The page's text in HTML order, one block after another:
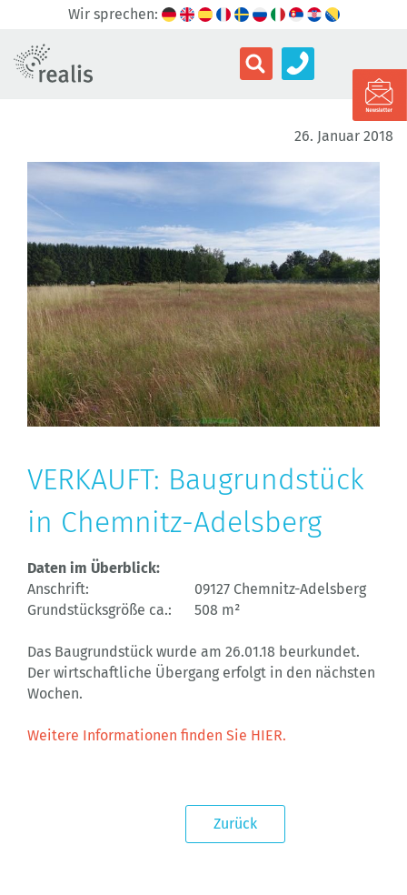
Wir sprechen:
26. Januar 2018
VERKAUFT: Baugrundstück
in Chemnitz-Adelsberg
Daten im Überblick:
Anschrift:
09127 Chemnitz-Adelsberg
Grundstücksgröße ca.:
508 m²
Das Baugrundstück wurde am 26.01.18 beurkundet.
Der wirtschaftliche Übergang erfolgt in den nächsten
Wochen.
Weitere Informationen finden Sie HIER.
Zurück